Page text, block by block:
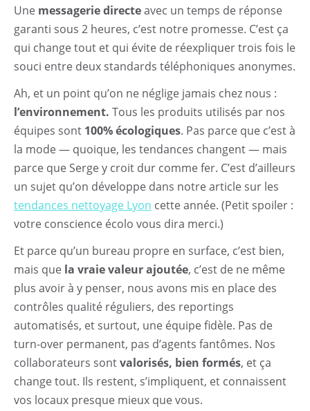
Une messagerie directeavec un temps de réponse
garanti sous 2 heures, c’est notre promesse. C’est ça
qui change tout et qui évite de réexpliquer trois fois le
souci entre deux standards téléphoniques anonymes.
Ah, et un point qu’on ne néglige jamais chez nous :
l’environnement. Tous les produits utilisés par nos
équipes sont 100% écologiques. Pas parce que c’est à
la mode — quoique, les tendances changent — mais
parce que Serge y croit dur comme fer. C’est d’ailleurs
un sujet qu’on développe dans notre article sur les
tendances nettoyage Lyon cette année. (Petit spoiler :
votre conscience écolo vous dira merci.)
Et parce qu’un bureau propre en surface, c’est bien,
mais que la vraie valeur ajoutée, c’est de ne même
plus avoir à y penser, nous avons mis en place des
contrôles qualité réguliers, des reportings
automatisés, et surtout, une équipe fidèle. Pas de
turn-over permanent, pas d’agents fantômes. Nos
collaborateurs sontvalorisés, bien formés, et ça
change tout. Ils restent, s’impliquent, et connaissent
vos locaux presque mieux que vous.